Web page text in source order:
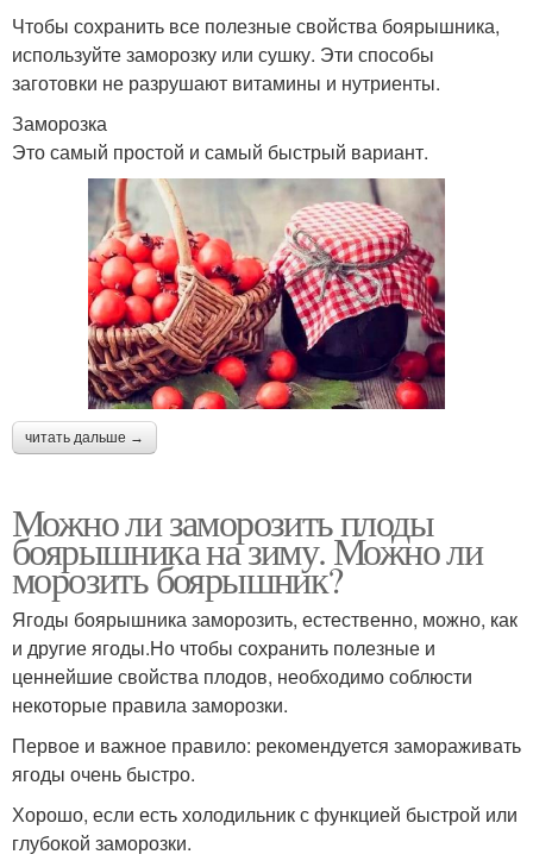
Чтобы сохранить все полезные свойства боярышника,
используйте заморозку или сушку. Эти способы
заготовки не разрушают витамины и нутриенты.
Заморозка
Это самый простой и самый быстрый вариант.
читать дальше →
Можно ли заморозить плоды
боярышника на зиму. Можно ли
морозить боярышник?
Ягоды боярышника заморозить, естественно, можно, как
и другие ягоды.Но чтобы сохранить полезные и
ценнейшие свойства плодов, необходимо соблюсти
некоторые правила заморозки.
Первое и важное правило: рекомендуется замораживать
ягоды очень быстро.
Хорошо, если есть холодильник с функцией быстрой или
глубокой заморозки.